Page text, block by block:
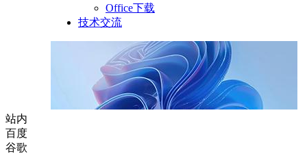
Office下载
技术交流
站内
百度
谷歌